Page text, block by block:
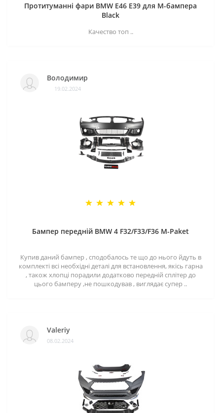
Протитуманні фари BMW E46 E39 для M-бампера
Black
Качество топ ..
Володимир
19.02.2024
Бампер передній BMW 4 F32/F33/F36 M-Paket
Купив даний бампер , сподобалось те що до нього йдуть в
комплекті всі необхідні деталі для встановлення, якісь гарна
, також хлопці порадили додатково передній сплітер до
цього бамперу ,не пошкодував , виглядає супер ..
Valeriy
08.02.2024